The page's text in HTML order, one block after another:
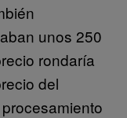
unos 250
rondaría
del